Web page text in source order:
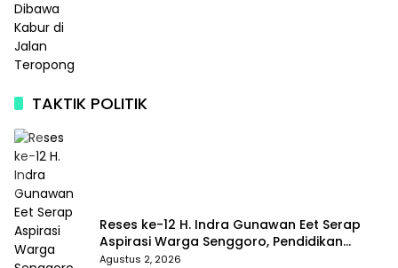
TAKTIK POLITIK
Reses ke-12 H. Indra Gunawan Eet Serap
Aspirasi Warga Senggoro, Pendidikan
hingga BPJS Jadi Sorotan
Agustus 2, 2026